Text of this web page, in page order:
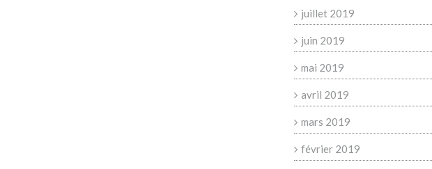
juillet 2019
juin 2019
mai 2019
avril 2019
mars 2019
février 2019